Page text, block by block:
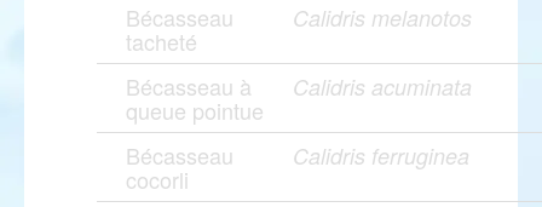
Bécasseau
tacheté
Calidris melanotos
Bécasseau à
queue pointue
Calidris acuminata
Bécasseau
cocorli
Calidris ferruginea